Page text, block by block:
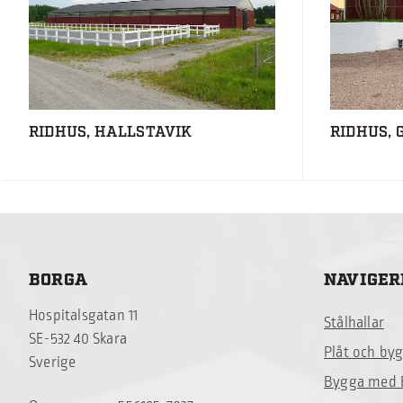
RIDHUS, HALLSTAVIK RIDHUS,
BORGA
Hospitalsgatan 11
SE-532 40 Skara
Sverige
Stålhallar
Plåt och
Bygga med